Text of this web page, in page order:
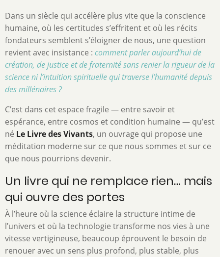
Dans un siècle qui accélère plus vite que la conscience
humaine, où les certitudes s’effritent et où les récits
fondateurs semblent s’éloigner de nous, une question
revient avec insistance : comment parler aujourd’hui de
création, de justice et de fraternité sans renier la rigueur de la
science ni l’intuition spirituelle qui traverse l’humanité depuis
des millénaires ?
C’est dans cet espace fragile — entre savoir et
espérance, entre cosmos et condition humaine — qu’est
né Le Livre des Vivants, un ouvrage qui propose une
méditation moderne sur ce que nous sommes et sur ce
que nous pourrions devenir.
Un livre qui ne remplace rien… mais
qui ouvre des portes
À l’heure où la science éclaire la structure intime de
l’univers et où la technologie transforme nos vies à une
vitesse vertigineuse, beaucoup éprouvent le besoin de
renouer avec un sens plus profond, plus stable, plus